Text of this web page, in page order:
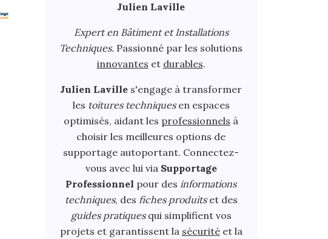
Julien Laville
Expert en Bâtiment et Installations
Techniques. Passionné par les solutions
innovantes et durables.
Julien Laville s'engage à transformer
les toitures techniquesen espaces
optimisés, aidant les professionnels à
choisir les meilleures options de
supportage autoportant. Connectez-
vous avec lui via Supportage
Professionnel pour des informations
techniques, des fiches produitset des
guides pratiquesqui simplifient vos
projets et garantissent la sécuritéet la